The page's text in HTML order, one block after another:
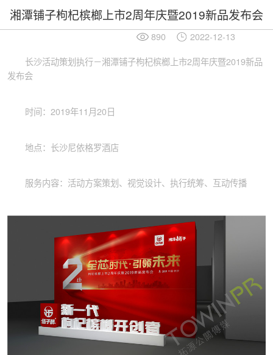
湘潭铺子枸杞槟榔上市2周年庆暨2019新品发布会
890 2022-12-13
长沙活动策划执行－湘潭铺子枸杞槟榔上市2周年庆暨2019新品
发布会
时间：2019年11月20日
地点：长沙尼依格罗酒店
服务内容：活动方案策划、视觉设计、执行统筹、互动传播